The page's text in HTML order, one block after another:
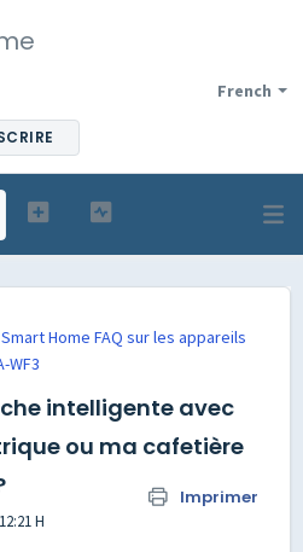
French
Smart Home FAQ sur les appareils
WF3
intelligente avec
ou ma cafetière
Imprimer
H